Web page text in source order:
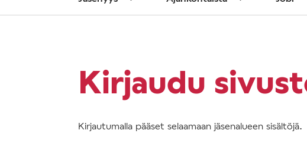
Kirjaudu
Kirjautumalla pääset selaamaan jäsenalueen sisältöjä.